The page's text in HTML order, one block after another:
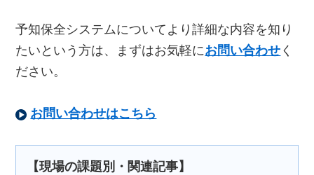
予知保全システムについてより詳細な内容を知り
たいという方は、まずはお気軽にお問い合わせ く
ださい。
お問い合わせはこちら
【現場の課題別・関連記事】